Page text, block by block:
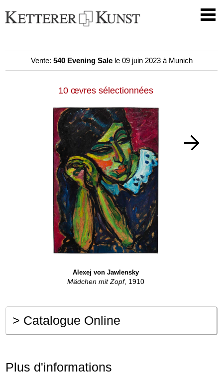
Vente: 540 Evening Salele 09 juin 2023 à Munich
10 œvres sélectionnées
Alexej von Jawlensky
Mädchen mit Zopf, 1910
> Catalogue Online
Plus d'informations